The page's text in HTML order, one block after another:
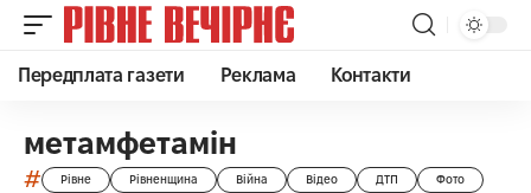
Передплата газети Реклама Контакти
метамфетамін
# Рівне Рівненщина Війна Відео ДТП Фото